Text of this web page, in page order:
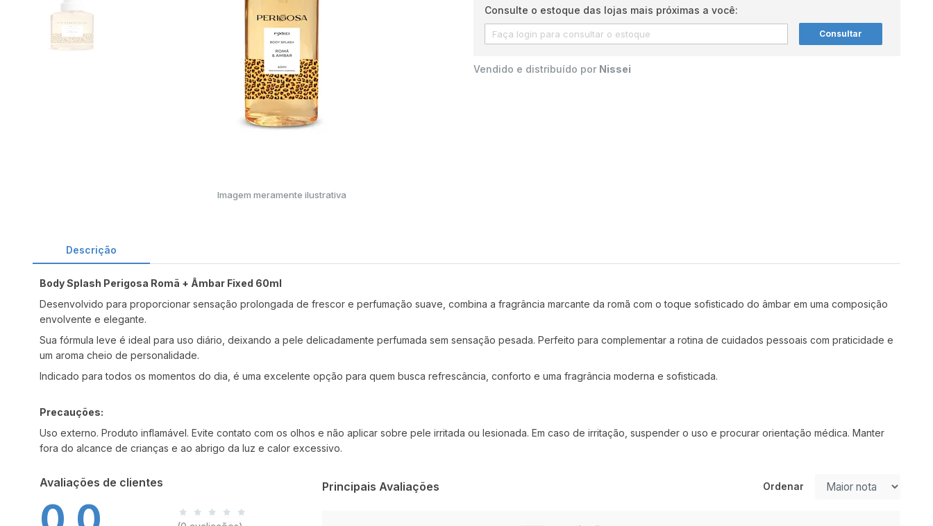
Imagem meramente ilustrativa
Consulte o estoque das lojas mais próximas a você:
Consultar
Vendido e distribuído por Nissei
Descrição
Body Splash Perigosa Romã + Âmbar Fixed 60ml
Desenvolvido para proporcionar sensação prolongada de frescor e perfumação suave, combina a fragrância marcante da romã com o toque sofisticado do âmbar em uma composição
envolvente e elegante.
Sua fórmula leve é ideal para uso diário, deixando a pele delicadamente perfumada sem sensação pesada. Perfeito para complementar a rotina de cuidados pessoais com praticidade e
um aroma cheio de personalidade.
Indicado para todos os momentos do dia, é uma excelente opção para quem busca refrescância, conforto e uma fragrância moderna e sofisticada.
Precauções:
Uso externo. Produto inflamável. Evite contato com os olhos e não aplicar sobre pele irritada ou lesionada. Em caso de irritação, suspender o uso e procurar orientação médica. Manter
fora do alcance de crianças e ao abrigo da luz e calor excessivo.
Avaliações de clientes Principais Avaliações Ordenar